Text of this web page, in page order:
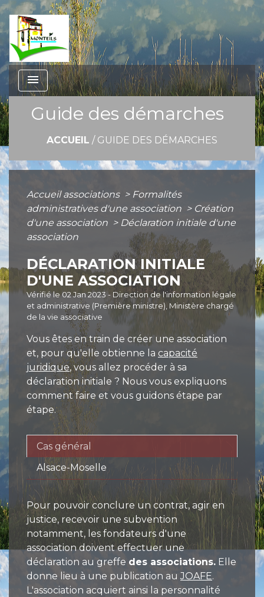
menu
Guide des démarches
ACCUEIL / GUIDE DES DÉMARCHES
Accueil associations > Formalités
administratives d'une association > Création
d'une association > Déclaration initiale d'une
association
DÉCLARATION INITIALE
D'UNE ASSOCIATION
Vérifié le 02 Jan 2023 - Direction de l'information légale
et administrative (Première ministre), Ministère chargé
de la vie associative
Vous êtes en train de créer une association
et, pour qu'elle obtienne la capacité
juridique, vous allez procéder à sa
déclaration initiale ? Nous vous expliquons
comment faire et vous guidons étape par
étape.
Cas général
Alsace-Moselle
Pour pouvoir conclure un contrat, agir en
justice, recevoir une subvention
notamment, les fondateurs d'une
association doivent effectuer une
déclaration au greffe des associations. Elle
donne lieu à une publication auJOAFE.
L'association acquiert ainsi la personnalité